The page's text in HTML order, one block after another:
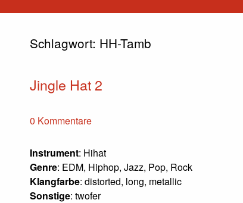
Schlagwort: HH-Tamb
Jingle Hat 2
0 Kommentare
Instrument: Hihat
Genre: EDM, Hiphop, Jazz, Pop, Rock
Klangfarbe: distorted, long, metallic
Sonstige: twofer